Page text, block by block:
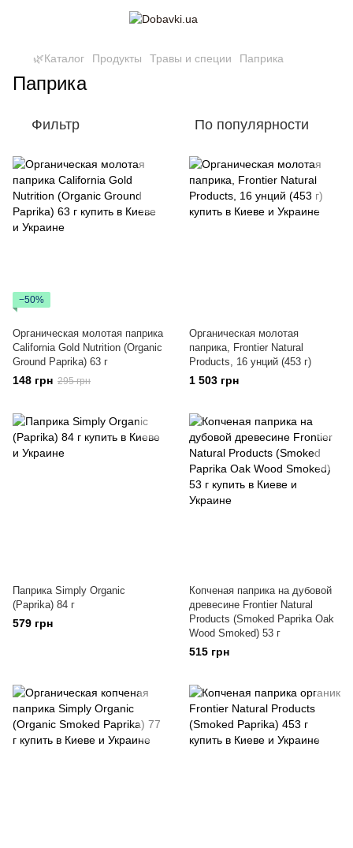
🌿Каталог Продукты Травы и специи Паприка
Паприка
Фильтр По популярности
−50%
Органическая молотая паприка
California Gold Nutrition (Organic
Ground Paprika) 63 г
148 грн 295 грн
Органическая молотая
паприка, Frontier Natural
Products, 16 унций (453 г)
1 503 грн
Паприка Simply Organic
(Paprika) 84 г
579 грн
Копченая паприка на дубовой
древесине Frontier Natural
Products (Smoked Paprika Oak
Wood Smoked) 53 г
515 грн